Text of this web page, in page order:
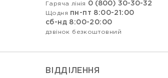
Гаряча лінія
0 (800) 30-30-32
Щодня пн-пт 8:00-21:00
сб-нд 8:00-20:00
дзвінок безкоштовний
ВIДДIЛЕННЯ